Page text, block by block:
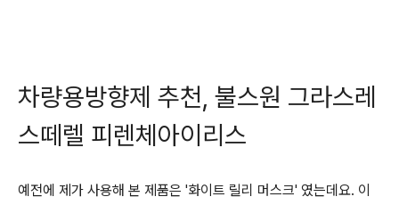
차량용방향제 추천, 불스원 그라스레
스떼렐 피렌체아이리스
예전에 제가 사용해 본 제품은 '화이트 릴리 머스크' 였는데요. 이